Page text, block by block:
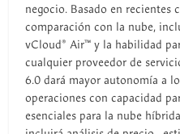
negocio. Basado en recientes
comparación con la nube,
vCloud® Air™ y la habilidad
cualquier proveedor de
6.0 dará mayor autonomía a
operaciones con capacidad
esenciales para la nube